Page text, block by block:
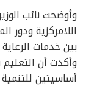
وأوضحت نائب
اللامركزية ودور
بين خدمات
وأكدت أن التعليم
أساسيتين